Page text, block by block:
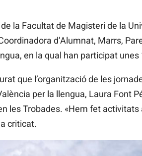
la Facultat de Magisteri de la
d’Alumnat, Marrs,
en la qual han participat
que l’organització de les
per la llengua, Laura Font
les Trobades. «Hem fet
criticat.